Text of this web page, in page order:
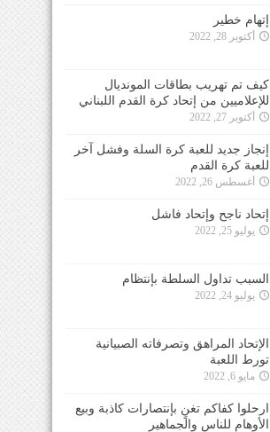
إتهام خطير
أكتوبر 28, 2022
كيف تم تهريب بطاقات المونديال
للإعلاميين من إتحاد كرة القدم اللبناني
أكتوبر 27, 2022
إنجاز جديد للعبة كرة السلة وفشل آخر
للعبة كرة القدم
أغسطس 26, 2022
إتحاد ناجح وإتحاد فاشل
يوليو 25, 2022
السبب تداول السلطة بإنتظام
يوليو 24, 2022
الإتحاد المراهق وتصرفاته الصبيانية
تورط اللعبة
مايو 6, 2022
ارحلوا كفاكم تغنٍ بإنتصارات كاذبة وبيع
الأوهام للناس والجماهير